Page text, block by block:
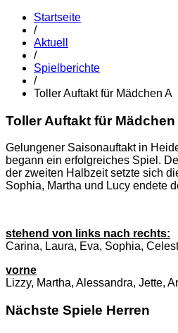
Startseite
/
Aktuell
/
Spielberichte
/
Toller Auftakt für Mädchen A
Toller Auftakt für Mädchen
Gelungener Saisonauftakt in
begann ein erfolgreiches Spiel.
der zweiten Halbzeit setzte sich
Sophia, Martha und Lucy endete
stehend von links nach rechts:
Carina, Laura, Eva, Sophia,
vorne
Lizzy, Martha, Alessandra, Jette,
Nächste Spiele Herren